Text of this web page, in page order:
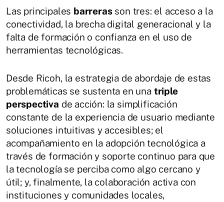
Las principales barrerasson tres: el acceso a la
conectividad, la brecha digital generacional y la
falta de formación o confianza en el uso de
herramientas tecnológicas.
Desde Ricoh, la estrategia de abordaje de estas
problemáticas se sustenta en una triple
perspectiva de acción: la simplificación
constante de la experiencia de usuario mediante
soluciones intuitivas y accesibles; el
acompañamiento en la adopción tecnológica a
través de formación y soporte continuo para que
la tecnología se perciba como algo cercano y
útil; y, finalmente, la colaboración activa con
instituciones y comunidades locales,